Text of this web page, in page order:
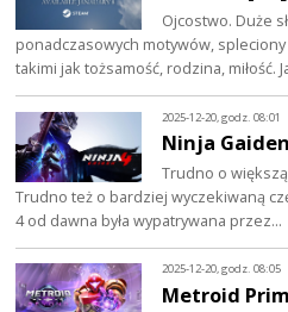
Ojcostwo. Duże
ponadczasowych motywów,
takimi jak tożsamość, rodzina, miłość.
2025-12-20, godz. 08:01
Ninja
Trudno o
Trudno też o bardziej wyczekiwaną
4 od dawna była wypatrywana przez…
2025-12-20, godz. 08:05
Metroid